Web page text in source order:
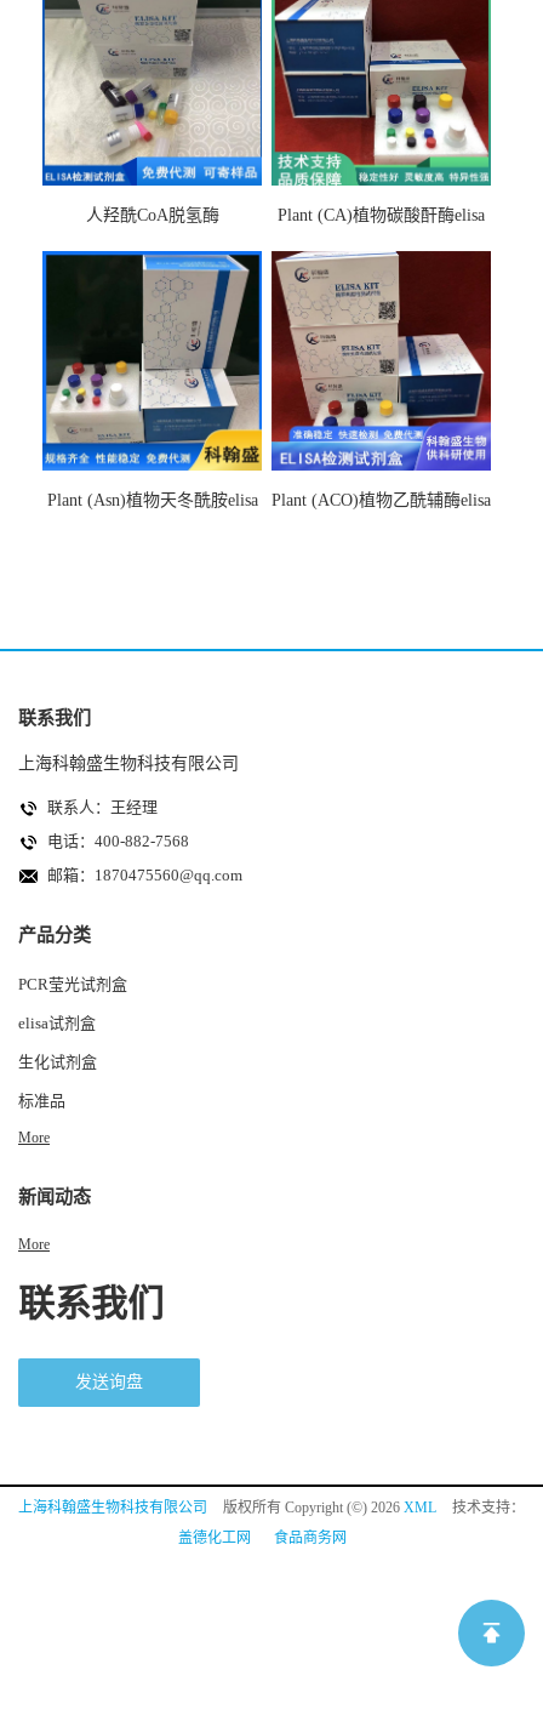
人羟酰CoA脱氢酶
Plant (CA)植物碳酸酐酶elisa
Plant (Asn)植物天冬酰胺elisa
Plant (ACO)植物乙酰辅酶elisa
联系我们
上海科翰盛生物科技有限公司
联系人：王经理
电话：400-882-7568
邮箱： 1870475560@qq.com
产品分类
PCR莹光试剂盒
elisa试剂盒
生化试剂盒
标准品
More
新闻动态
More
联系我们
发送询盘
上海科翰盛生物科技有限公司 版权所有 Copyright (©) 2026 XML
技术支持：
盖德化工网
食品商务网